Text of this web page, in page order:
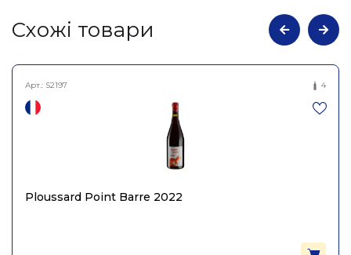
Атрибути
натуральне сухе біле
Шардоне 2022, Tomislav
Markoviс 0,75л
Cхожі товари
Арт.: S2197 4
Ploussard Point Barre 2022